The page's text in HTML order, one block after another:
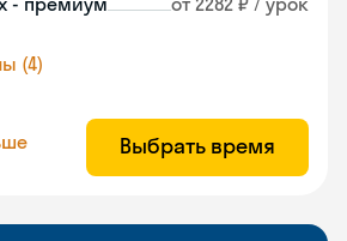
(4)
Выбрать время